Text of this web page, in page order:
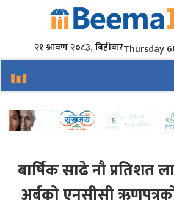
२१ श्रावण २०८३, बिहीबारThursday
बार्षिक साढे नौ प्रतिशत
अर्बको एनसीसी